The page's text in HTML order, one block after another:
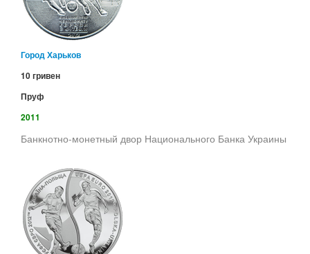
Город Харьков
10 гривен
Пруф
2011
Банкнотно-монетный двор Национального Банка Украины